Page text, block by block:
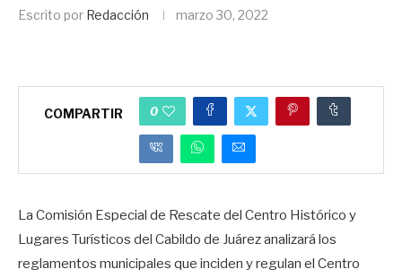
Escrito por Redacción marzo 30, 2022
COMPARTIR 0
La Comisión Especial de Rescate del Centro Histórico y
Lugares Turísticos del Cabildo de Juárez analizará los
reglamentos municipales que inciden y regulan el Centro